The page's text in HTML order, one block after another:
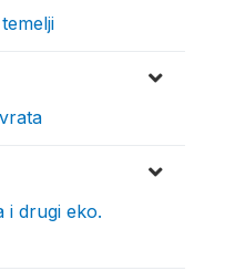
i drugi eko.